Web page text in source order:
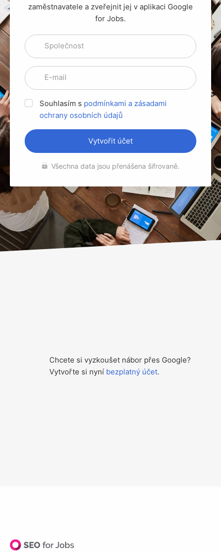
zaměstnavatele a zveřejnit jej v aplikaci Google
for Jobs.
Společnost
E-mail
Souhlasím s podmínkami a zásadami
ochrany osobních údajů
Vytvořit účet
Všechna data jsou přenášena šifrovaně.
Chcete si vyzkoušet nábor přes Google?
Vytvořte si nyní bezplatný účet.